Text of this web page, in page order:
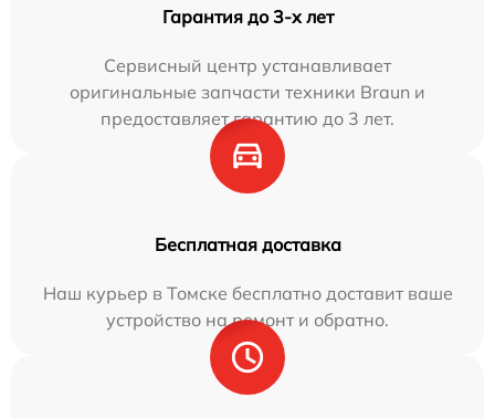
Гарантия до 3-х лет
Сервисный центр устанавливает
оригинальные запчасти техники Braun и
предоставляет гарантию до 3 лет.
Бесплатная доставка
Наш курьер в Томске бесплатно доставит ваше
устройство на ремонт и обратно.